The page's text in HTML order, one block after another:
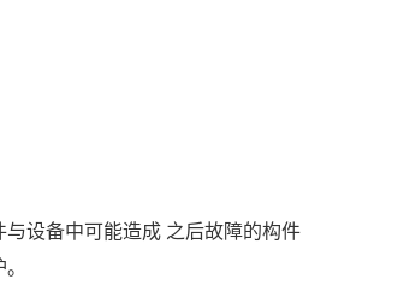
设备中可能造成 之后故障的构件